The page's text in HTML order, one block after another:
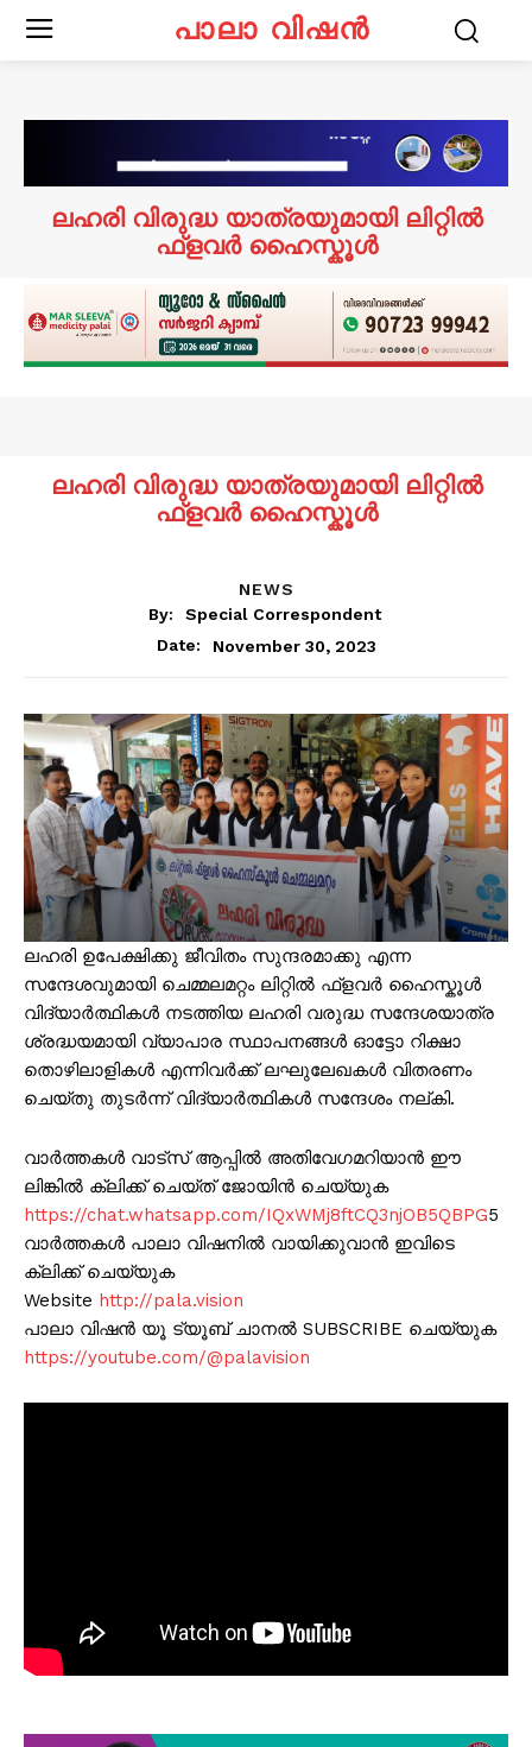
പാലാ വിഷൻ
ലഹരി വിരുദ്ധ യാത്രയുമായി ലിറ്റിൽ
ഫ്ളവർ ഹൈസ്കൂൾ
ലഹരി വിരുദ്ധ യാത്രയുമായി ലിറ്റിൽ
ഫ്ളവർ ഹൈസ്കൂൾ
NEWS
By:
Special Correspondent
Date:
November 30, 2023
ലഹരി ഉപേക്ഷിക്കു ജീവിതം സുന്ദരമാക്കു എന്ന
സന്ദേശവുമായി ചെമ്മലമറ്റം ലിറ്റിൽ ഫ്ളവർ ഹൈസ്കൂൾ
വിദ്യാർത്ഥികൾ നടത്തിയ ലഹരി വരുദ്ധ സന്ദേശയാത്ര
ശ്രദ്ധയമായി വ്യാപാര സ്ഥാപനങ്ങൾ ഓട്ടോ റിക്ഷാ
തൊഴിലാളികൾ എന്നിവർക്ക് ലഘുലേഖകൾ വിതരണം
ചെയ്തു തുടർന്ന് വിദ്യാർത്ഥികൾ സന്ദേശം നല്കി.
വാർത്തകൾ വാട്സ് ആപ്പിൽ അതിവേഗമറിയാൻ ഈ
ലിങ്കിൽ ക്ലിക്ക് ചെയ്ത് ജോയിൻ ചെയ്യുക
https://chat.whatsapp.com/IQxWMj8ftCQ3njOB5QBPG5
വാർത്തകൾ പാലാ വിഷനിൽ വായിക്കുവാൻ ഇവിടെ
ക്ലിക്ക് ചെയ്യുക
Website http://pala.vision
പാലാ വിഷൻ യൂ ട്യൂബ് ചാനൽ SUBSCRIBE ചെയ്യുക
https://youtube.com/@palavision